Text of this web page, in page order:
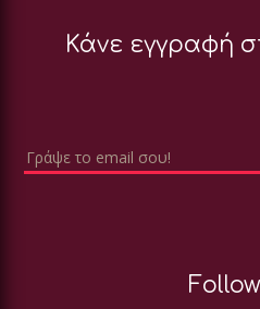
Κάνε εγγραφή